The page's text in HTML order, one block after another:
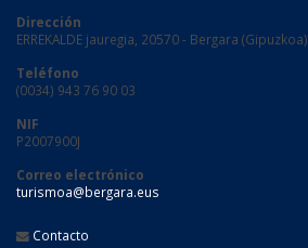
Dirección
ERREKALDE jauregia, 20570 - Bergara (Gipuzkoa)
Teléfono
(0034) 943 76 90 03
NIF
P2007900J
Correo electrónico
turismoa@bergara.eus
Contacto